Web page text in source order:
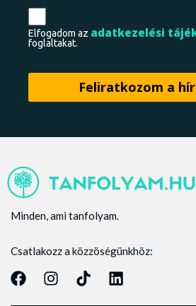
Elfogadom az adatkezelési
foglaltakat.
Minden, ami tanfolyam.
Csatlakozz a közzöségünkhöz: